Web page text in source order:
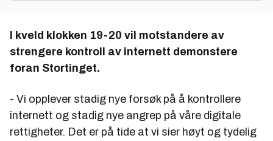
I kveld klokken 19-20 vil motstandere av
strengere kontroll av internett demonstere
foran Stortinget.
- Vi opplever stadig nye forsøk på å kontrollere
internett og stadig nye angrep på våre digitale
rettigheter. Det er på tide at vi sier høyt og tydelig